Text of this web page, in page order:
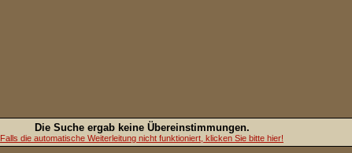
Die Suche ergab keine Übereinstimmungen.
Falls die automatische Weiterleitung nicht funktioniert, klicken Sie bitte hier!